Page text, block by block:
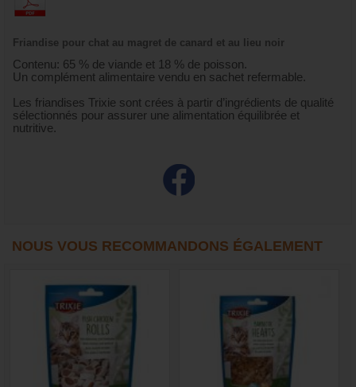
Friandise pour chat au magret de canard et au lieu noir
Contenu: 65 % de viande et 18 % de poisson.
Un complément alimentaire vendu en sachet refermable.
Les friandises Trixie sont crées à partir d’ingrédients de qualité
sélectionnés pour assurer une alimentation équilibrée et
nutritive.
NOUS VOUS RECOMMANDONS ÉGALEMENT